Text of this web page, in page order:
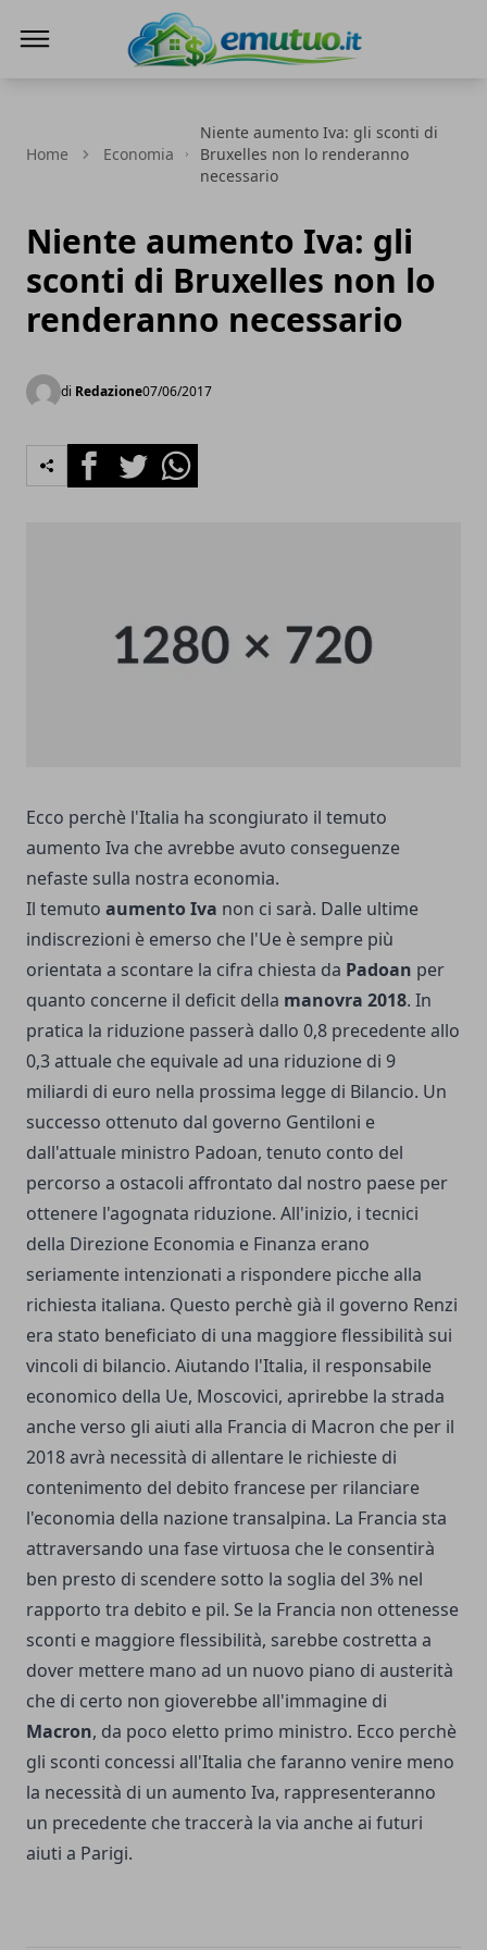
Home Economia
Niente aumento Iva: gli sconti di
Bruxelles non lo renderanno
necessario
Niente aumento Iva: gli
sconti di Bruxelles non lo
renderanno necessario
di Redazione07/06/2017
FacebookTwitterWhatsapp
Ecco perchè l'Italia ha scongiurato il temuto
aumento Iva che avrebbe avuto conseguenze
nefaste sulla nostra economia.
Il temuto aumento Iva non ci sarà. Dalle ultime
indiscrezioni è emerso che l'Ue è sempre più
orientata a scontare la cifra chiesta da Padoan per
quanto concerne il deficit della manovra 2018. In
pratica la riduzione passerà dallo 0,8 precedente allo
0,3 attuale che equivale ad una riduzione di 9
miliardi di euro nella prossima legge di Bilancio. Un
successo ottenuto dal governo Gentiloni e
dall'attuale ministro Padoan, tenuto conto del
percorso a ostacoli affrontato dal nostro paese per
ottenere l'agognata riduzione. All'inizio, i tecnici
della Direzione Economia e Finanza erano
seriamente intenzionati a rispondere picche alla
richiesta italiana. Questo perchè già il governo Renzi
era stato beneficiato di una maggiore flessibilità sui
vincoli di bilancio. Aiutando l'Italia, il responsabile
economico della Ue, Moscovici, aprirebbe la strada
anche verso gli aiuti alla Francia di Macron che per il
2018 avrà necessità di allentare le richieste di
contenimento del debito francese per rilanciare
l'economia della nazione transalpina. La Francia sta
attraversando una fase virtuosa che le consentirà
ben presto di scendere sotto la soglia del 3% nel
rapporto tra debito e pil. Se la Francia non ottenesse
sconti e maggiore flessibilità, sarebbe costretta a
dover mettere mano ad un nuovo piano di austerità
che di certo non gioverebbe all'immagine di
Macron, da poco eletto primo ministro. Ecco perchè
gli sconti concessi all'Italia che faranno venire meno
la necessità di un aumento Iva, rappresenteranno
un precedente che traccerà la via anche ai futuri
aiuti a Parigi.